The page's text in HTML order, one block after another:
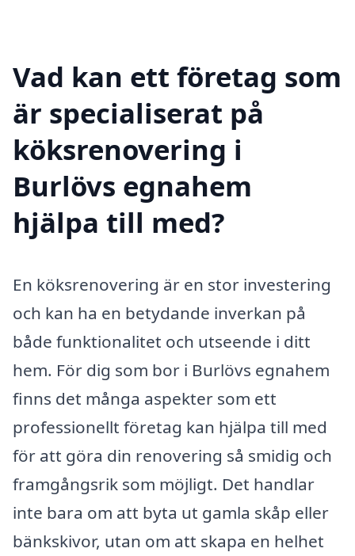
Vad kan ett företag som
är specialiserat på
köksrenovering i
Burlövs egnahem
hjälpa till med?
En köksrenovering är en stor investering
och kan ha en betydande inverkan på
både funktionalitet och utseende i ditt
hem. För dig som bor i Burlövs egnahem
finns det många aspekter som ett
professionellt företag kan hjälpa till med
för att göra din renovering så smidig och
framgångsrik som möjligt. Det handlar
inte bara om att byta ut gamla skåp eller
bänkskivor, utan om att skapa en helhet